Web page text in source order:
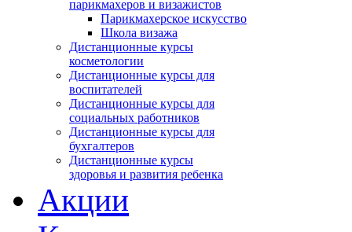
парикмахеров и визажистов
Парикмахерское искусство
Школа визажа
Дистанционные курсы
косметологии
Дистанционные курсы для
воспитателей
Дистанционные курсы для
социальных работников
Дистанционные курсы для
бухгалтеров
Дистанционные курсы
здоровья и развития ребенка
Акции